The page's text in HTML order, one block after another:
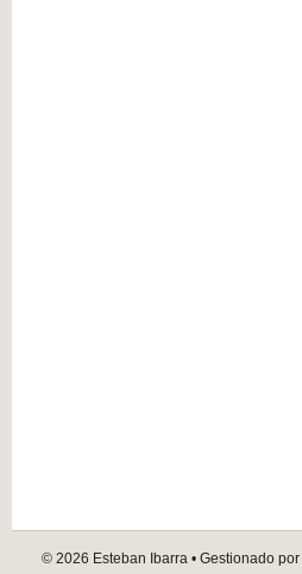
© 2026 Esteban Ibarra • Gestionado por